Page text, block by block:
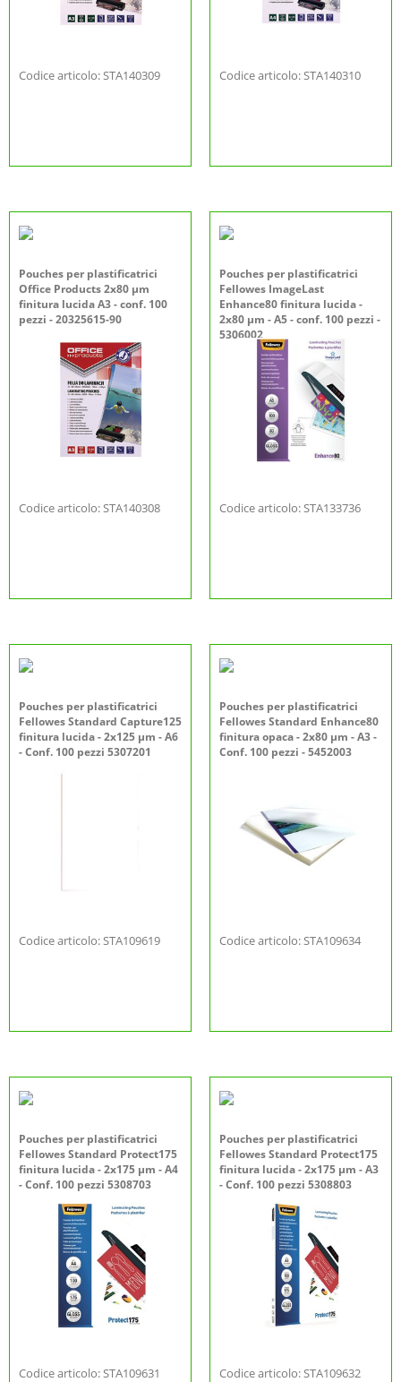
Codice articolo: STA140309 Codice articolo: STA140310
Pouches per plastificatrici
Office Products 2x80 µm
finitura lucida A3 - conf. 100
pezzi - 20325615-90
Codice articolo: STA140308
Pouches per plastificatrici
Fellowes ImageLast
Enhance80 finitura lucida -
2x80 µm - A5 - conf. 100 pezzi -
5306002
Codice articolo: STA133736
Pouches per plastificatrici
Fellowes Standard Capture125
finitura lucida - 2x125 µm - A6
- Conf. 100 pezzi 5307201
Codice articolo: STA109619
Pouches per plastificatrici
Fellowes Standard Enhance80
finitura opaca - 2x80 µm - A3 -
Conf. 100 pezzi - 5452003
Codice articolo: STA109634
Pouches per plastificatrici
Fellowes Standard Protect175
finitura lucida - 2x175 µm - A4
- Conf. 100 pezzi 5308703
Codice articolo: STA109631
Pouches per plastificatrici
Fellowes Standard Protect175
finitura lucida - 2x175 µm - A3
- Conf. 100 pezzi 5308803
Codice articolo: STA109632